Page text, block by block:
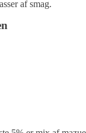
af smag.